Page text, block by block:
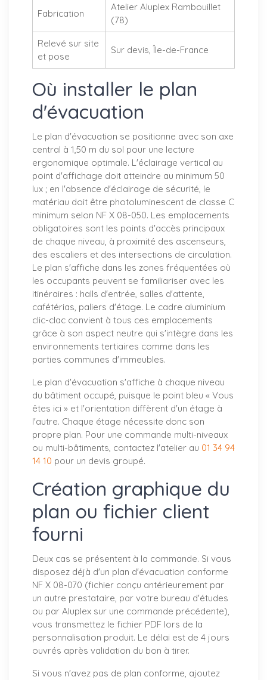
Fabrication
Atelier Aluplex Rambouillet
(78)
Relevé sur site
et pose
Sur devis, Île-de-France
Où installer le plan
d'évacuation
Le plan d'évacuation se positionne avec son axe
central à 1,50 m du sol pour une lecture
ergonomique optimale. L'éclairage vertical au
point d'affichage doit atteindre au minimum 50
lux ; en l'absence d'éclairage de sécurité, le
matériau doit être photoluminescent de classe C
minimum selon NF X 08-050. Les emplacements
obligatoires sont les points d'accès principaux
de chaque niveau, à proximité des ascenseurs,
des escaliers et des intersections de circulation.
Le plan s'affiche dans les zones fréquentées où
les occupants peuvent se familiariser avec les
itinéraires : halls d'entrée, salles d'attente,
cafétérias, paliers d'étage. Le cadre aluminium
clic-clac convient à tous ces emplacements
grâce à son aspect neutre qui s'intègre dans les
environnements tertiaires comme dans les
parties communes d'immeubles.
Le plan d'évacuation s'affiche à chaque niveau
du bâtiment occupé, puisque le point bleu « Vous
êtes ici » et l'orientation diffèrent d'un étage à
l'autre. Chaque étage nécessite donc son
propre plan. Pour une commande multi-niveaux
ou multi-bâtiments, contactez l'atelier au 01 34 94
14 10 pour un devis groupé.
Création graphique du
plan ou fichier client
fourni
Deux cas se présentent à la commande. Si vous
disposez déjà d'un plan d'évacuation conforme
NF X 08-070 (fichier conçu antérieurement par
un autre prestataire, par votre bureau d'études
ou par Aluplex sur une commande précédente),
vous transmettez le fichier PDF lors de la
personnalisation produit. Le délai est de 4 jours
ouvrés après validation du bon à tirer.
Si vous n'avez pas de plan conforme, ajoutez